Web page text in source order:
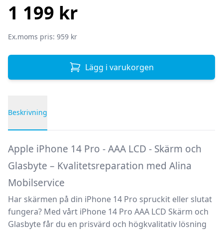
1 199 kr
Ex.moms pris: 959 kr
Lägg i varukorgen
Beskrivning
Apple iPhone 14 Pro - AAA LCD - Skärm och
Glasbyte – Kvalitetsreparation med Alina
Mobilservice
Har skärmen på din iPhone 14 Pro spruckit eller slutat
fungera? Med vårt iPhone 14 Pro AAA LCD Skärm och
Glasbytefår du en prisvärd och högkvalitativ lösning